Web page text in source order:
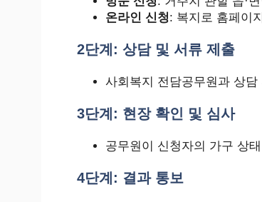
온라인 신청: 복지로 홈페이지
2단계: 상담 및 서류 제출
사회복지 전담공무원과 상
3단계: 현장 확인 및 심사
공무원이 신청자의 가구 상
4단계: 결과 통보